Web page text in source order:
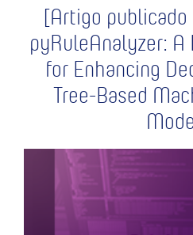
[Artigo
pyRuleAnalyzer: A
for Enhancing
Tree-Based